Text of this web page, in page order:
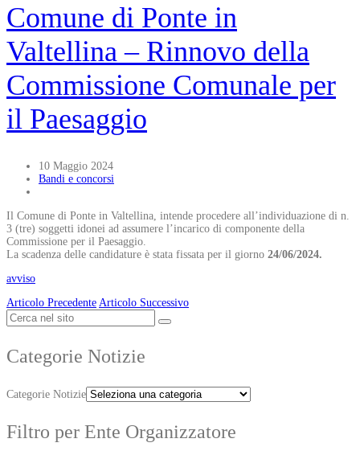
Comune di Ponte in
Valtellina – Rinnovo della
Commissione Comunale per
il Paesaggio
10 Maggio 2024
Bandi e concorsi
Il Comune di Ponte in Valtellina, intende procedere all’individuazione di n.
3 (tre) soggetti idonei ad assumere l’incarico di componente della
Commissione per il Paesaggio.
La scadenza delle candidature è stata fissata per il giorno 24/06/2024.
avviso
Articolo Precedente Articolo Successivo
Categorie Notizie
Categorie Notizie
Filtro per Ente Organizzatore